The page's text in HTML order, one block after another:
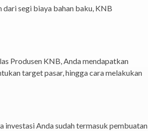
segi biaya bahan baku, KNB
Produsen KNB, Anda mendapatkan
target pasar, hingga cara melakukan
investasi Anda sudah termasuk pembuatan